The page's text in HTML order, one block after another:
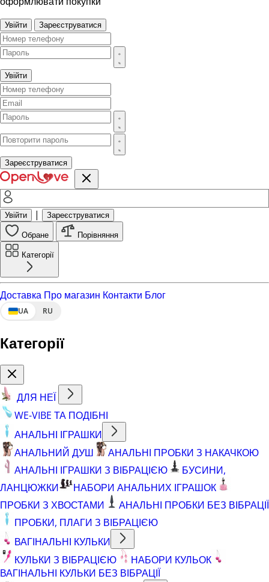
Увійти Зареєструватися
Увійти
Зареєструватися
Увійти | Зареєструватися
Обране Порівняння
Категорії
Доставка Про магазин Контакти Блог
UA RU
Категорії
ДЛЯ НЕЇ
WE-VIBE ТА ПОДІБНІ
АНАЛЬНІ ІГРАШКИ
АНАЛЬНИЙ ДУШ
АНАЛЬНІ ПРОБКИ З НАКАЧКОЮ
АНАЛЬНІ ІГРАШКИ З ВІБРАЦІЄЮ
БУСИНИ,
ЛАНЦЮЖКИ
НАБОРИ АНАЛЬНИХ ІГРАШОК
ПРОБКИ З ХВОСТАМИ
АНАЛЬНІ ПРОБКИ БЕЗ ВІБРАЦІЇ
ПРОБКИ, ПЛАГИ З ВІБРАЦІЄЮ
ВАГІНАЛЬНІ КУЛЬКИ
КУЛЬКИ З ВІБРАЦІЄЮ
НАБОРИ КУЛЬОК
ВАГІНАЛЬНІ КУЛЬКИ БЕЗ ВІБРАЦІЇ